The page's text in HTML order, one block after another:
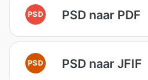
PSD PSD naar PDF
PSD PSD naar JFIF